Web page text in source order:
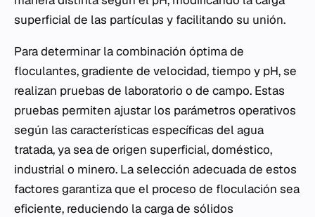
superficial de las partículas y facilitando su unión.
Para determinar la combinación óptima de
floculantes, gradiente de velocidad, tiempo y pH, se
realizan pruebas de laboratorio o de campo. Estas
pruebas permiten ajustar los parámetros operativos
según las características específicas del agua
tratada, ya sea de origen superficial, doméstico,
industrial o minero. La selección adecuada de estos
factores garantiza que el proceso de floculación sea
eficiente, reduciendo la carga de sólidos